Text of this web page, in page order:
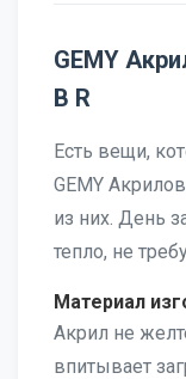
GEMY
B R
Есть вещи,
GEMY
из них. День
тепло, не
Материал
Акрил не
впитывает